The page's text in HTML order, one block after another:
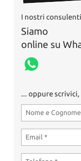
I nostri
Siamo
online su
... oppure